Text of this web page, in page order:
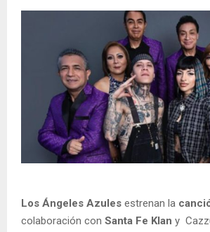
Los Ángeles Azules estrenan la
colaboración con Santa Fe Klan y